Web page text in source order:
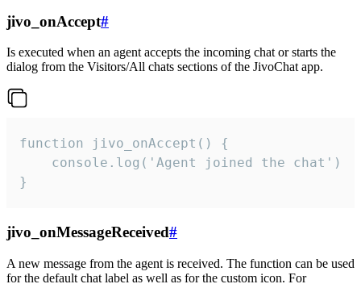
jivo_onAccept#
Is executed when an agent accepts the incoming chat or starts the
dialog from the Visitors/All chats sections of the JivoChat app.
function jivo_onAccept() {
}
jivo_onMessageReceived#
A new message from the agent is received. The function can be used
for the default chat label as well as for the custom icon. For